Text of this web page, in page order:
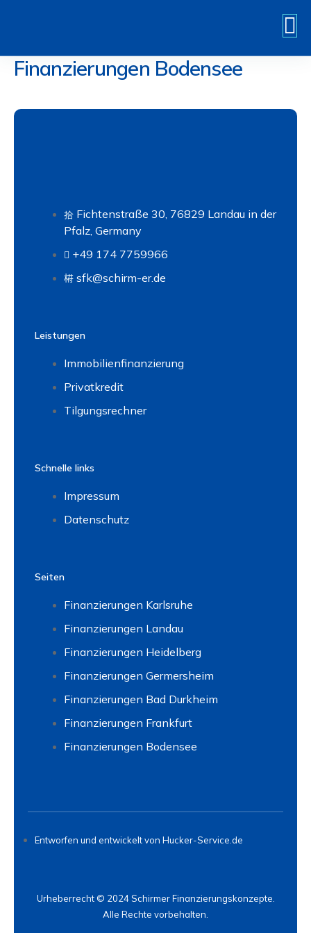
Finanzierungen Bodensee
Fichtenstraße 30, 76829 Landau in der
Pfalz, Germany
+49 174 7759966
sfk@schirm-er.de
Leistungen
Immobilienfinanzierung
Privatkredit
Tilgungsrechner
Schnelle links
Impressum
Datenschutz
Seiten
Finanzierungen Karlsruhe
Finanzierungen Landau
Finanzierungen Heidelberg
Finanzierungen Germersheim
Finanzierungen Bad Durkheim
Finanzierungen Frankfurt
Finanzierungen Bodensee
Urheberrecht © 2024 Schirmer Finanzierungskonzepte.
Alle Rechte vorbehalten.
Entworfen und entwickelt von Hucker-Service.de